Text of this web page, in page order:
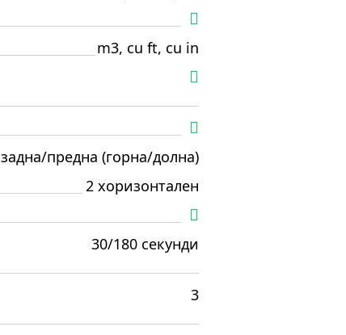
m3, cu ft, cu in
задна/предна (горна/долна)
2 хоризонтален
30/180 секунди
3